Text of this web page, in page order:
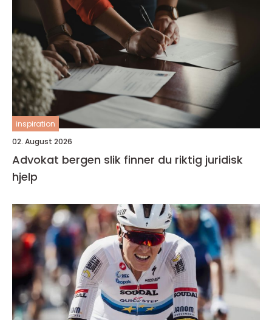
inspiration
02. August 2026
Advokat bergen slik finner du riktig juridisk
hjelp